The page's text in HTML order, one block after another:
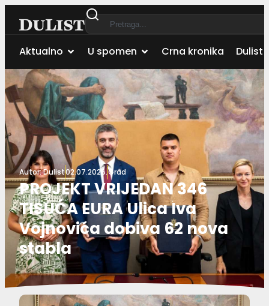
Aktualno U spomen Crna kronika Dulist
Autor:Dulist02.07.2026.Grad
PROJEKT VRIJEDAN 346
TISUĆA EURA Ulica Iva
Vojnovića dobiva 62 nova
stabla